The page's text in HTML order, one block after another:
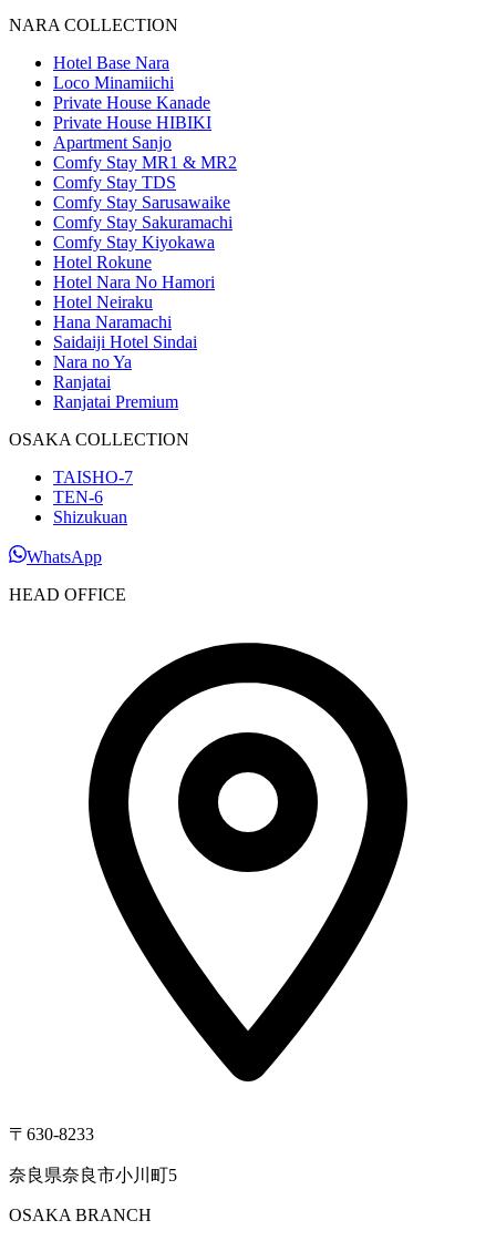
NARA COLLECTION
Hotel Base Nara
Loco Minamiichi
Private House Kanade
Private House HIBIKI
Apartment Sanjo
Comfy Stay MR1 & MR2
Comfy Stay TDS
Comfy Stay Sarusawaike
Comfy Stay Sakuramachi
Comfy Stay Kiyokawa
Hotel Rokune
Hotel Nara No Hamori
Hotel Neiraku
Hana Naramachi
Saidaiji Hotel Sindai
Nara no Ya
Ranjatai
Ranjatai Premium
OSAKA COLLECTION
TAISHO-7
TEN-6
Shizukuan
WhatsApp
HEAD OFFICE
〒630-8233
奈良県奈良市小川町5
OSAKA BRANCH